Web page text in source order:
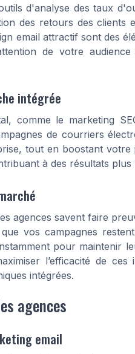
d'analyse des taux
des retours des clients
email attractif sont des
de votre
intégrée
comme le marketing
de courriers
tout en boostant votre
à des résultats
agences savent faire
vos campagnes
pour maintenir
l’efficacité de ces
intégrées.
agences
email